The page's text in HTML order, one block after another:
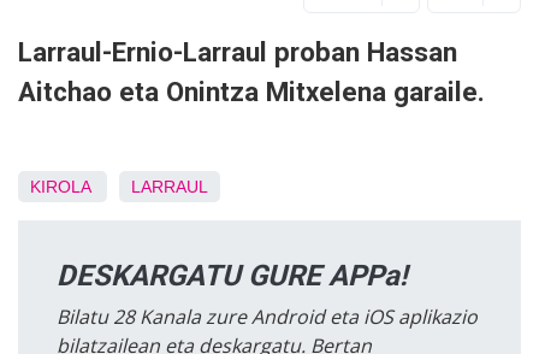
Larraul-Ernio-Larraul proban Hassan
Aitchao eta Onintza Mitxelena garaile.
KIROLA LARRAUL
DESKARGATU GURE APPa!
Bilatu 28 Kanala zure Android eta iOS aplikazio
bilatzailean eta deskargatu. Bertan